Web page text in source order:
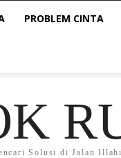
PROBLEM CINTA
Solusi di Jalan Illahi